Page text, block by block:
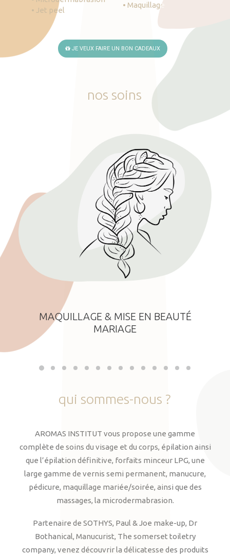
• Jet peel
• Maquillage
JE VEUX FAIRE UN BON CADEAUX
nos soins
MAQUILLAGE & MISE EN BEAUTÉ
MARIAGE
qui sommes-nous ?
AROMAS INSTITUT vous propose une gamme
complète de soins du visage et du corps, épilation ainsi
que l’épilation définitive, forfaits minceur LPG, une
large gamme de vernis semi permanent, manucure,
pédicure, maquillage mariée/soirée, ainsi que des
massages, la microdermabrasion.
Partenaire de SOTHYS, Paul & Joe make-up, Dr
Bothanical, Manucurist, The somerset toiletry
company, venez découvrir la délicatesse des produits